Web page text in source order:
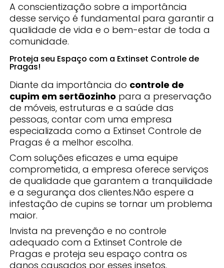
A conscientização sobre a importância
desse serviço é fundamental para garantir a
qualidade de vida e o bem-estar de toda a
comunidade.
Proteja seu Espaço com a Extinset Controle de
Pragas!
Diante da importância do controle de
cupim em sertãozinho para a preservação
de móveis, estruturas e a saúde das
pessoas, contar com uma empresa
especializada como a Extinset Controle de
Pragas é a melhor escolha.
Com soluções eficazes e uma equipe
comprometida, a empresa oferece serviços
de qualidade que garantem a tranquilidade
e a segurança dos clientes.Não espere a
infestação de cupins se tornar um problema
maior.
Invista na prevenção e no controle
adequado com a Extinset Controle de
Pragas e proteja seu espaço contra os
danos causados por esses insetos.